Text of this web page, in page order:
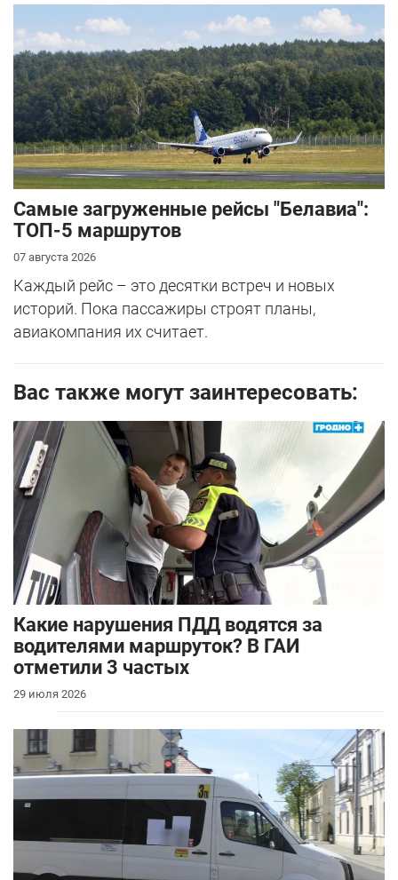
Самые загруженные рейсы "Белавиа":
ТОП-5 маршрутов
07 августа 2026
Каждый рейс – это десятки встреч и новых
историй. Пока пассажиры строят планы,
авиакомпания их считает.
Вас также могут заинтересовать:
Какие нарушения ПДД водятся за
водителями маршруток? В ГАИ
отметили 3 частых
29 июля 2026